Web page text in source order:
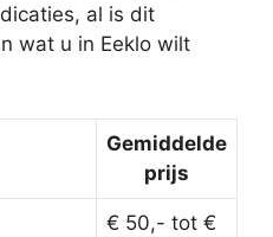
al is dit
wat u in Eeklo wilt
Gemiddelde
prijs
€ 50,- tot €